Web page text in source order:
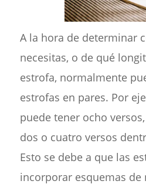
A la hora de determinar
necesitas, o de qué
estrofa, normalmente
estrofas en pares. Por
puede tener ocho
dos o cuatro versos
Esto se debe a que las
incorporar esquemas de